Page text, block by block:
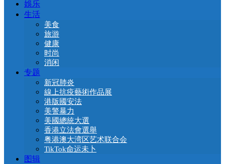
娛乐
生活
美食
旅游
健康
时尚
消闲
专题
新冠肺炎
線上抗疫藝術作品展
港版國安法
美警暴力
美國總統大選
香港立法會選舉
粤港澳大湾区艺术联合会
TikTok命运未卜
图辑